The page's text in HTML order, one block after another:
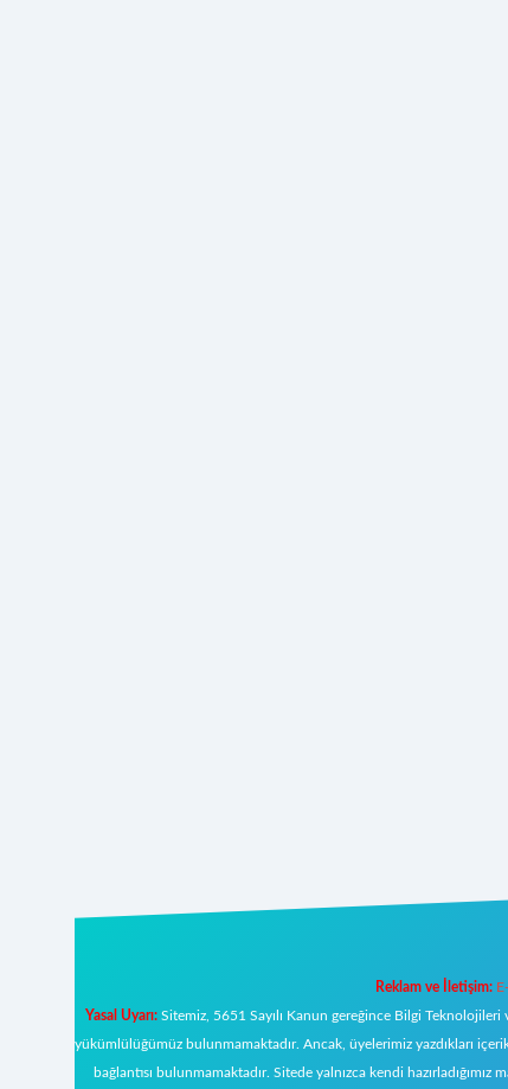
Reklam ve İletişim:
Yasal Uyarı:Sitemiz, 5651 Sayılı Kanun gereğince Bilgi Teknolojileri
yükümlülüğümüz bulunmamaktadır. Ancak, üyelerimiz yazdıkları
bağlantısı bulunmamaktadır. Sitede yalnızca kendi